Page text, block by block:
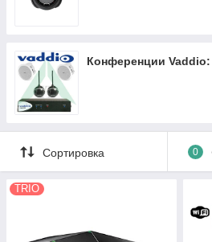
Конференции
Сортировка 0
TRIO